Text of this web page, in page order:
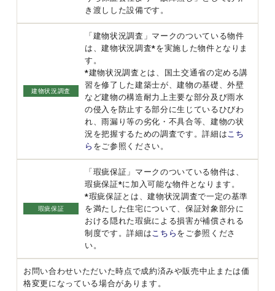
き渡しした設備です。
建物状況調査
「建物状況調査」マークのついている物件
は、建物状況調査*を実施した物件となりま
す。
*建物状況調査とは、国土交通省の定める講
習を修了した建築士が、建物の基礎、外壁
など建物の構造耐力上主要な部分及び雨水
の侵入を防止する部分に生じているひびわ
れ、雨漏り等の劣化・不具合等、建物の状
況を把握するための調査です。詳細は こち
ら をご参照ください。
瑕疵保証
「瑕疵保証」マークのついている物件は、
瑕疵保証*に加入可能な物件となります。
*瑕疵保証とは、建物状況調査で一定の基準
を満たした住宅について、保証対象部分に
おける隠れた瑕疵による損害が補償される
制度です。詳細は こちら をご参照くださ
い。
お問い合わせいただいた時点で成約済みや販売中止または価
格変更になっている場合があります。